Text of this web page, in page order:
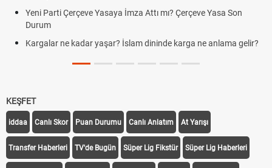
Yeni Parti Çerçeve Yasaya İmza Attı mı? Çerçeve Yasa Son
Durum
Kargalar ne kadar yaşar? İslam dininde karga ne anlama gelir?
KEŞFET
iddaa Canlı Skor Puan Durumu Canlı Anlatım At Yarışı
Transfer Haberleri TV'de Bugün Süper Lig Fikstür Süper Lig Haberleri